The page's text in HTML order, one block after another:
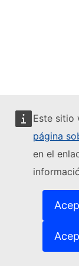
Este sitio
página
en el